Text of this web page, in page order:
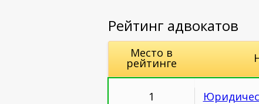
Рейтинг адвокатов
Место в
рейтинге
1